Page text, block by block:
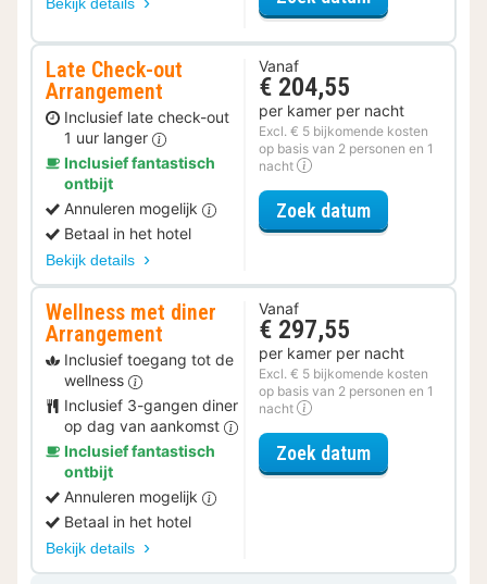
Bekijk details
Late Check-out
Arrangement
Inclusief late check-out
1 uur langer
Inclusief fantastisch
ontbijt
Annuleren mogelijk
Betaal in het hotel
Bekijk details
Vanaf
€ 204,55
per kamer per nacht
Excl. € 5 bijkomende kosten
op basis van 2 personen en 1
nacht
Zoek datumvoor Late
Wellness met diner
Arrangement
Inclusief toegang tot de
wellness
Inclusief 3-gangen diner
op dag van aankomst
Inclusief fantastisch
ontbijt
Annuleren mogelijk
Betaal in het hotel
Bekijk details
Vanaf
€ 297,55
per kamer per nacht
Excl. € 5 bijkomende kosten
op basis van 2 personen en 1
nacht
Zoek datumvoor